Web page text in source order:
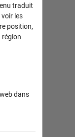
traduit
les
position,
région
dans